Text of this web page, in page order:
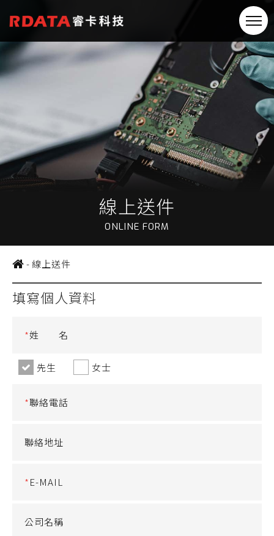
線上送件
ONLINE FORM
-線上送件
填寫個人資料
*姓 名
先生 女士
*聯絡電話
聯絡地址
*E-MAIL
公司名稱